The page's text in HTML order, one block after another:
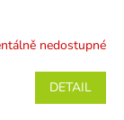
nedostupné
DETAIL